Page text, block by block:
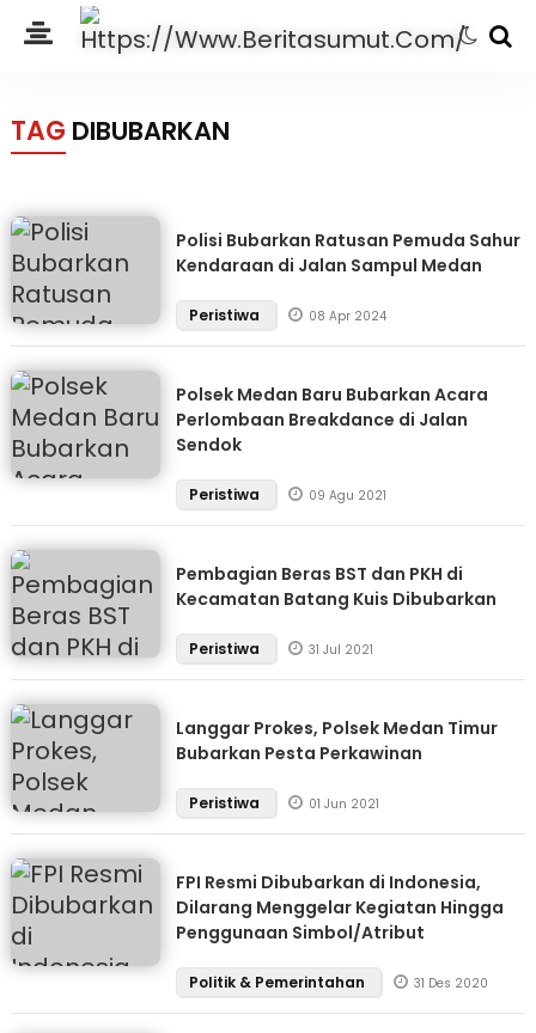
TAG DIBUBARKAN
Polisi Bubarkan Ratusan Pemuda Sahur
Kendaraan di Jalan Sampul Medan
Peristiwa 08 Apr 2024
Polsek Medan Baru Bubarkan Acara
Perlombaan Breakdance di Jalan
Sendok
Peristiwa 09 Agu 2021
Pembagian Beras BST dan PKH di
Kecamatan Batang Kuis Dibubarkan
Peristiwa 31 Jul 2021
Langgar Prokes, Polsek Medan Timur
Bubarkan Pesta Perkawinan
Peristiwa 01 Jun 2021
FPI Resmi Dibubarkan di Indonesia,
Dilarang Menggelar Kegiatan Hingga
Penggunaan Simbol/Atribut
Politik & Pemerintahan 31 Des 2020